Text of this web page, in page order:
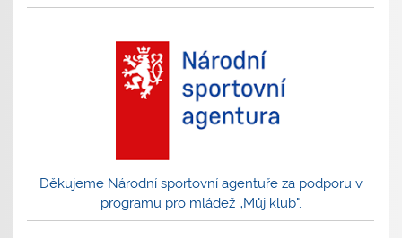
Děkujeme Národní sportovní agentuře za podporu v
programu pro mládež „Můj klub".